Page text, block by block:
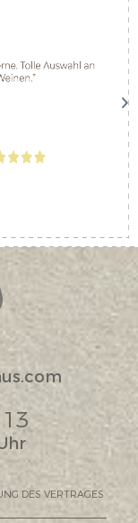
DES VERTRAGES